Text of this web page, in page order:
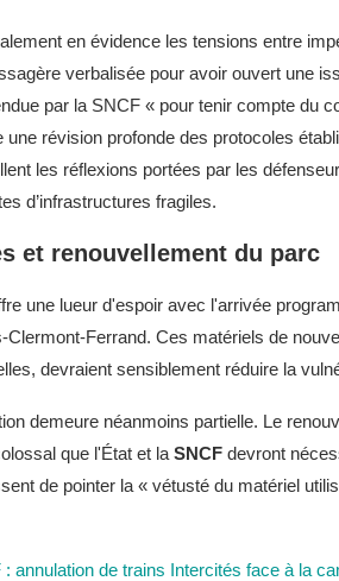
en évidence les tensions entre
verbalisée pour avoir ouvert une
par la SNCF « pour tenir compte du
une révision profonde des protocoles
les réflexions portées par les
d’infrastructures fragiles.
et renouvellement du parc
une lueur d'espoir avec l'arrivée
Clermont-Ferrand. Ces matériels de
devraient sensiblement réduire la
demeure néanmoins partielle. Le
que l'État et la SNCF devront
de pointer la « vétusté du matériel
: annulation de trains Intercités face à la